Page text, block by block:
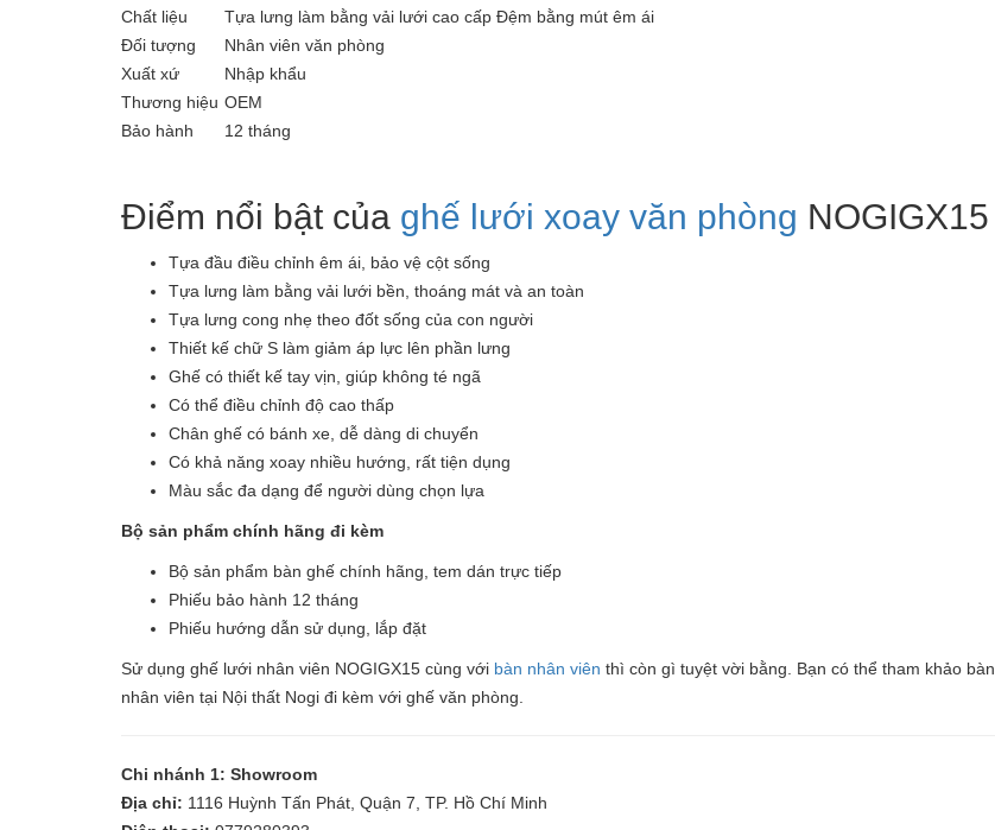
Chất liệu
Tựa lưng làm bằng vải lưới cao cấp Đệm bằng mút êm ái
Đối tượng
Nhân viên văn phòng
Xuất xứ
Nhập khẩu
Thương hiệu OEM
Bảo hành
12 tháng
Điểm nổi bật của ghế lưới xoay văn phòng NOGIGX15
Tựa đầu điều chỉnh êm ái, bảo vệ cột sống
Tựa lưng làm bằng vải lưới bền, thoáng mát và an toàn
Tựa lưng cong nhẹ theo đốt sống của con người
Thiết kế chữ S làm giảm áp lực lên phần lưng
Ghế có thiết kế tay vịn, giúp không té ngã
Có thể điều chỉnh độ cao thấp
Chân ghế có bánh xe, dễ dàng di chuyển
Có khả năng xoay nhiều hướng, rất tiện dụng
Màu sắc đa dạng để người dùng chọn lựa
Bộ sản phẩm chính hãng đi kèm
Bộ sản phẩm bàn ghế chính hãng, tem dán trực tiếp
Phiếu bảo hành 12 tháng
Phiếu hướng dẫn sử dụng, lắp đặt
Sử dụng ghế lưới nhân viên NOGIGX15 cùng với bàn nhân viên thì còn gì tuyệt vời bằng. Bạn có thể tham khảo bàn
nhân viên tại Nội thất Nogi đi kèm với ghế văn phòng.
Chi nhánh 1: Showroom
Địa chỉ: 1116 Huỳnh Tấn Phát, Quận 7, TP. Hồ Chí Minh